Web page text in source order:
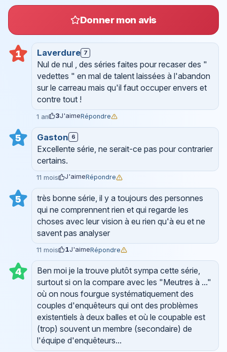
Donner mon avis
1 Laverdure 7
Nul de nul , des séries faites pour recaser des "
vedettes " en mal de talent laissées à l'abandon
sur le carreau mais qu'il faut occuper envers et
contre tout !
1 an 3J'aimeRépondre
5 Gaston 6
Excellente série, ne serait-ce pas pour contrarier
certains.
11 mois J'aimeRépondre
5
très bonne série, il y a toujours des personnes
qui ne comprennent rien et qui regarde les
choses avec leur vision à eu rien qu'à eu et ne
savent pas analyser
11 mois 1J'aimeRépondre
4
Ben moi je la trouve plutôt sympa cette série,
surtout si on la compare avec les "Meutres à ..."
où on nous fourgue systématiquement des
couples d'enquêteurs qui ont des problèmes
existentiels à deux balles et où le coupable est
(trop) souvent un membre (secondaire) de
l'équipe d'enquêteurs...